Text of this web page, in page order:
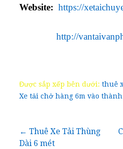
Website: https://
http://
Được sắp xếp bên dưới: thuê
Xe tải chở hàng 6m vào
Điều
← Thuê Xe Tải Thùng
Dài 6 mét